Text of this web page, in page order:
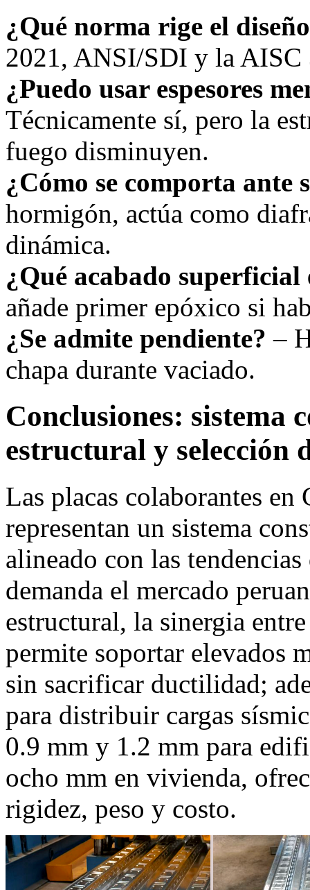
¿Qué norma rige el
2021, ANSI/SDI y la AISC
¿Puedo usar espesores
Técnicamente sí, pero la
fuego disminuyen.
¿Cómo se comporta ante
hormigón, actúa como
dinámica.
¿Qué acabado superficial
añade primer epóxico si
¿Se admite pendiente? –
chapa durante vaciado.
Conclusiones: sistema
estructural y selección
Las placas colaborantes
representan un sistema
alineado con las
demanda el mercado
estructural, la sinergia
permite soportar elevados
sin sacrificar ductilidad;
para distribuir cargas
0.9 mm y 1.2 mm para
ocho mm en vivienda,
rigidez, peso y costo.